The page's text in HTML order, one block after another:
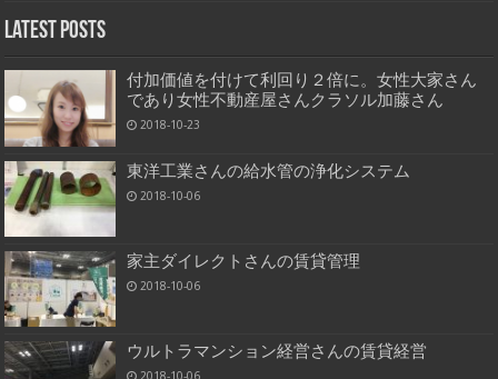
Latest Posts
付加価値を付けて利回り２倍に。女性大家さん
であり女性不動産屋さんクラソル加藤さん
2018-10-23
東洋工業さんの給水管の浄化システム
2018-10-06
家主ダイレクトさんの賃貸管理
2018-10-06
ウルトラマンション経営さんの賃貸経営
2018-10-06